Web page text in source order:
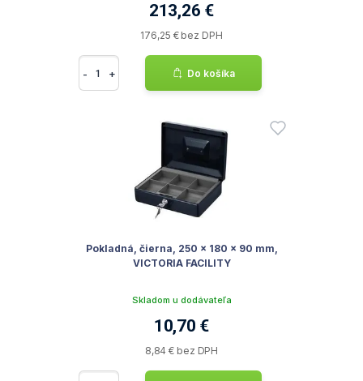
213,26 €
176,25 € bez DPH
- + Do košíka
Pokladná, čierna, 250 x 180 x 90 mm,
VICTORIA FACILITY
Skladom u dodávateľa
10,70 €
8,84 € bez DPH